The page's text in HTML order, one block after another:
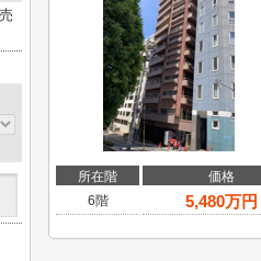
所在階 価格
6階
5,480万円